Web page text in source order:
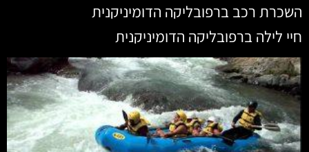
השכרת רכב ברפובליקה הדומיניקנית
חיי לילה ברפובליקה הדומיניקנית